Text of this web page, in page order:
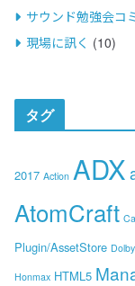
サウンド勉強会コ
現場に訊く (10)
タグ
2017 Action ADX
AtomCraft
Plugin/AssetStore
Honmax HTML5